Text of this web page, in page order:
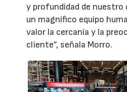
y profundidad de nuestro
un magnífico equipo
valor la cercanía y la
cliente”, señala Morro.